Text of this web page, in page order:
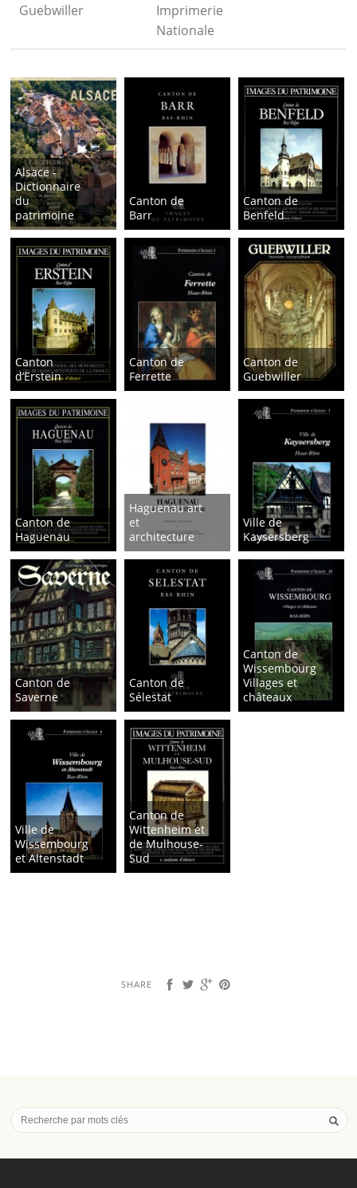
Guebwiller
Imprimerie
Nationale
Alsace -
Dictionnaire
du
patrimoine
Canton de
Barr
Canton de
Benfeld
Canton
d’Erstein
Canton de
Ferrette
Canton de
Guebwiller
Canton de
Haguenau
Haguenau art
et
architecture
Ville de
Kaysersberg
Canton de
Saverne
Canton de
Sélestat
Canton de
Wissembourg
Villages et
châteaux
Ville de
Wissembourg
et Altenstadt
Canton de
Wittenheim et
de Mulhouse-
Sud
SHARE